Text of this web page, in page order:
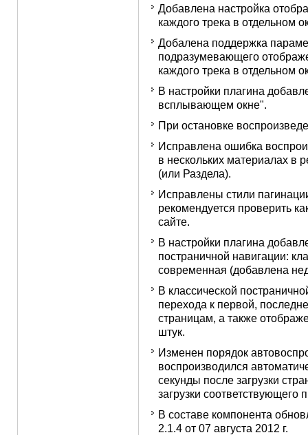
Добавлена настройка
каждого трека в отдельном
Добалена поддержка
подразумевающего
каждого трека в отдельном
В настройки плагина
всплывающем окне".
При остановке
Исправлена ошибка
в нескольких материалах в
(или Раздела).
Исправлены стили
рекомендуется проверить
сайте.
В настройки плагина
постраничной навигации:
современная (добавлена
В классической
перехода к первой,
страницам, а также
штук.
Изменен порядок
воспроизводился
секунды после загрузки
загрузки соответствующего
В составе компонента
2.1.4 от 07 августа 2012 г.